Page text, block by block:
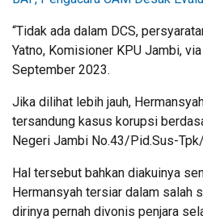
“Tidak ada dalam DCS,
Yatno, Komisioner KPU Jambi,
September 2023.
Jika dilihat lebih jauh,
tersandung kasus korupsi
Negeri Jambi No.43/Pid.Sus-
Hal tersebut bahkan diakuinya
Hermansyah tersiar dalam salah
dirinya pernah divonis penjara